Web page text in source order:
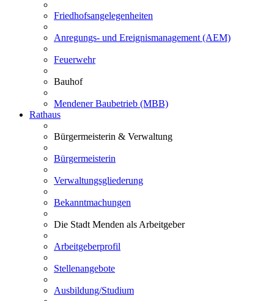
Friedhofsangelegenheiten
Anregungs- und Ereignismanagement (AEM)
Feuerwehr
Bauhof
Mendener Baubetrieb (MBB)
Rathaus
Bürgermeisterin & Verwaltung
Bürgermeisterin
Verwaltungsgliederung
Bekanntmachungen
Die Stadt Menden als Arbeitgeber
Arbeitgeberprofil
Stellenangebote
Ausbildung/Studium